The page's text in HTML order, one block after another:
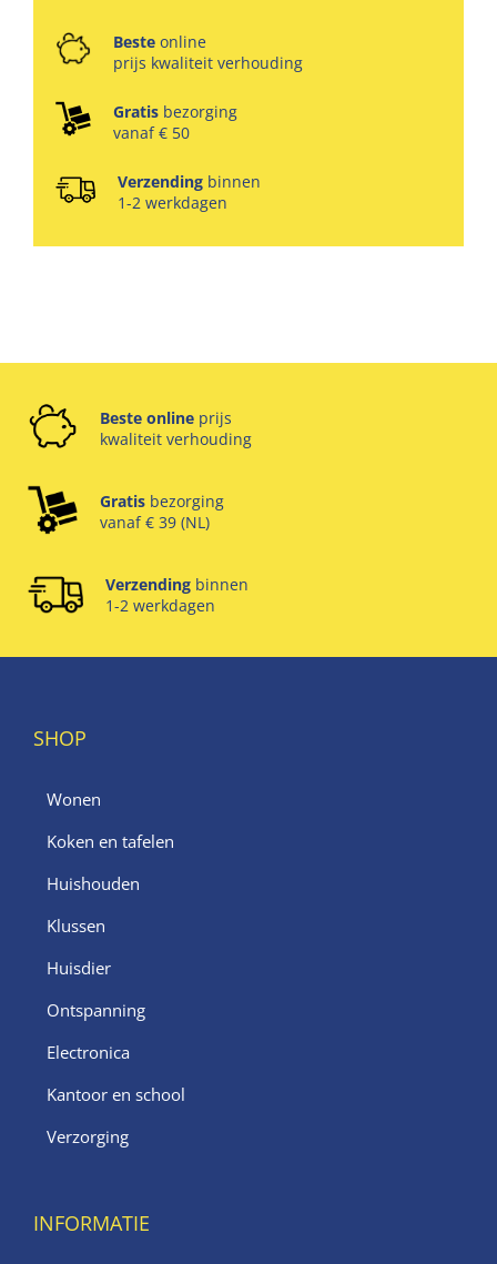
Beste online
prijs kwaliteit verhouding
Gratis bezorging
vanaf € 50
Verzendingbinnen
1-2 werkdagen
Beste online prijs
kwaliteit verhouding
Gratis bezorging
vanaf € 39 (NL)
Verzending binnen
1-2 werkdagen
SHOP
Wonen
Koken en tafelen
Huishouden
Klussen
Huisdier
Ontspanning
Electronica
Kantoor en school
Verzorging
INFORMATIE